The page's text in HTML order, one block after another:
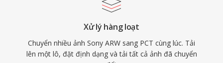
Xử lý hàng loạt
Chuyển nhiều ảnh Sony ARW sang PCT cùng lúc. Tải
lên một lô, đặt định dạng và tải tất cả ảnh đã chuyển